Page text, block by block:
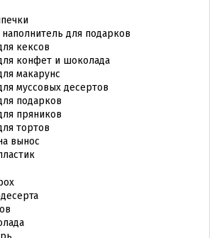
для подарков
кексов
конфет и шоколада
макарунс
муссовых десертов
подарков
пряников
тортов
вынос